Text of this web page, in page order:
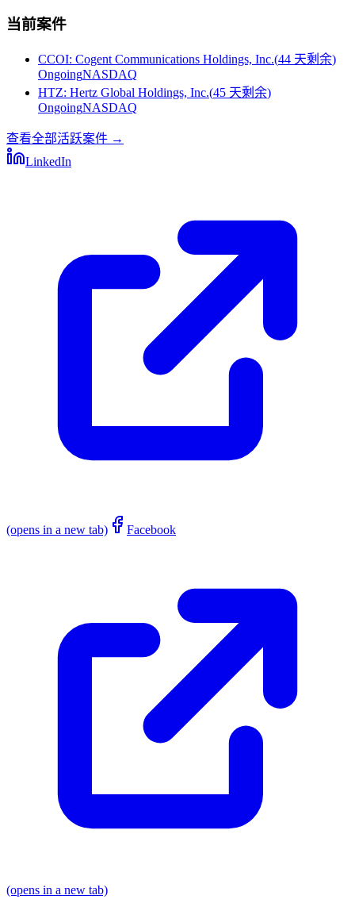
当前案件
CCOI: Cogent Communications Holdings, Inc.(44 天剩余)
OngoingNASDAQ
HTZ: Hertz Global Holdings, Inc.(45 天剩余)
OngoingNASDAQ
查看全部活跃案件 →
LinkedIn
(opens in a new tab) Facebook
(opens in a new tab)